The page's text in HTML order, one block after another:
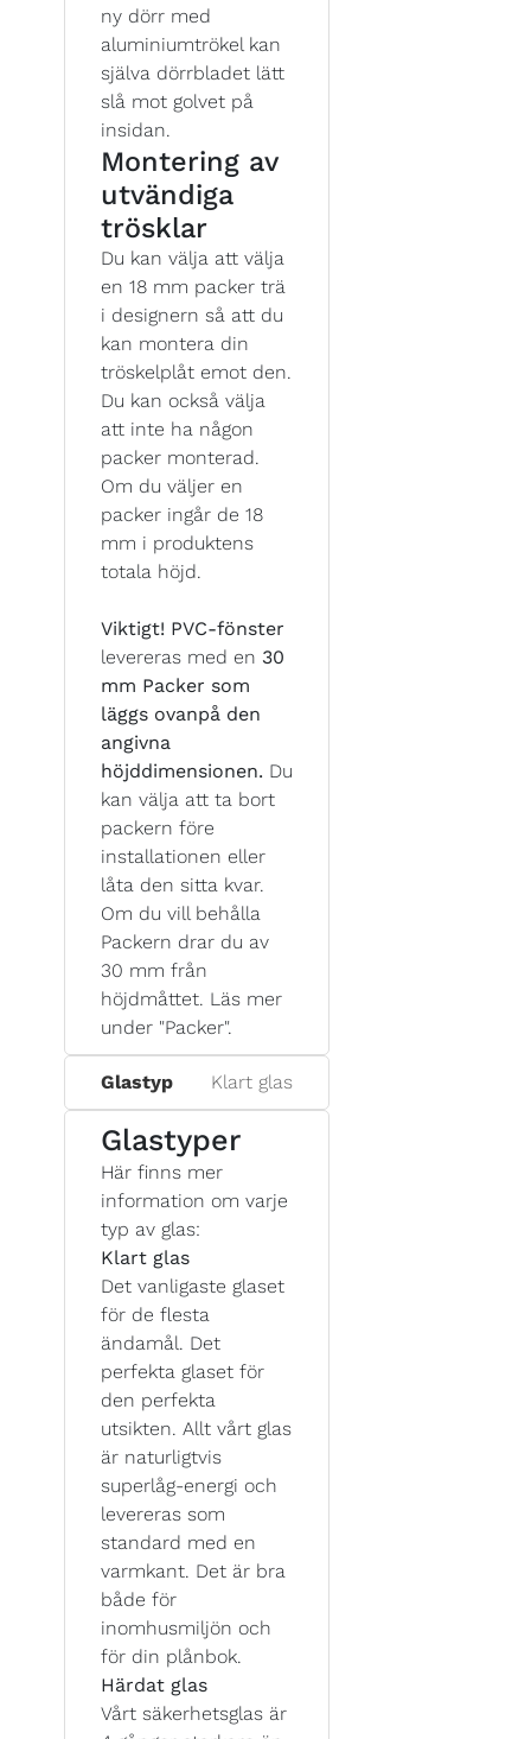
ny dörr med
aluminiumtrökel kan
själva dörrbladet lätt
slå mot golvet på
insidan.
Montering av
utvändiga
trösklar
Du kan välja att välja
en 18 mm packer trä
i designern så att du
kan montera din
tröskelplåt emot den.
Du kan också välja
att inte ha någon
packer monterad.
Om du väljer en
packer ingår de 18
mm i produktens
totala höjd.
Viktigt! PVC-fönster
levereras med en 30
mm Packer som
läggs ovanpå den
angivna
höjddimensionen. Du
kan välja att ta bort
packern före
installationen eller
låta den sitta kvar.
Om du vill behålla
Packern drar du av
30 mm från
höjdmåttet. Läs mer
under "Packer".
Glastyp Klart glas
Glastyper
Här finns mer
information om varje
typ av glas:
Klart glas
Det vanligaste glaset
för de flesta
ändamål. Det
perfekta glaset för
den perfekta
utsikten. Allt vårt glas
är naturligtvis
superlåg-energi och
levereras som
standard med en
varmkant. Det är bra
både för
inomhusmiljön och
för din plånbok.
Härdat glas
Vårt säkerhetsglas är